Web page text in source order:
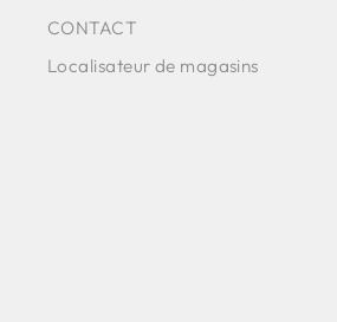
CONTACT
Localisateur de magasins